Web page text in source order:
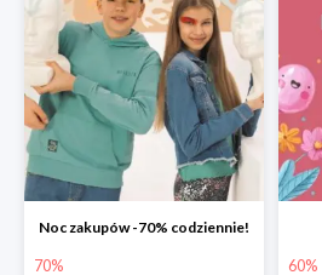
Noc zakupów -70% codziennie!
70% 60%